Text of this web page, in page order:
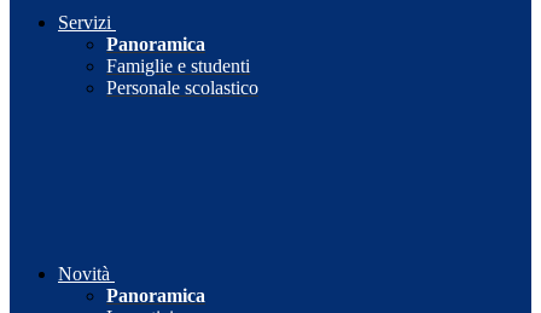
Servizi
Panoramica
Famiglie e studenti
Personale scolastico
Novità
Panoramica